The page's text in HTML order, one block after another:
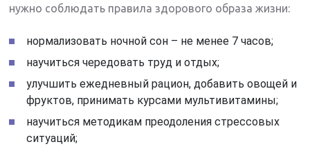
нужно соблюдать правила здорового образа жизни:
нормализовать ночной сон – не менее 7 часов;
научиться чередовать труд и отдых;
улучшить ежедневный рацион, добавить овощей и
фруктов, принимать курсами мультивитамины;
научиться методикам преодоления стрессовых
ситуаций;